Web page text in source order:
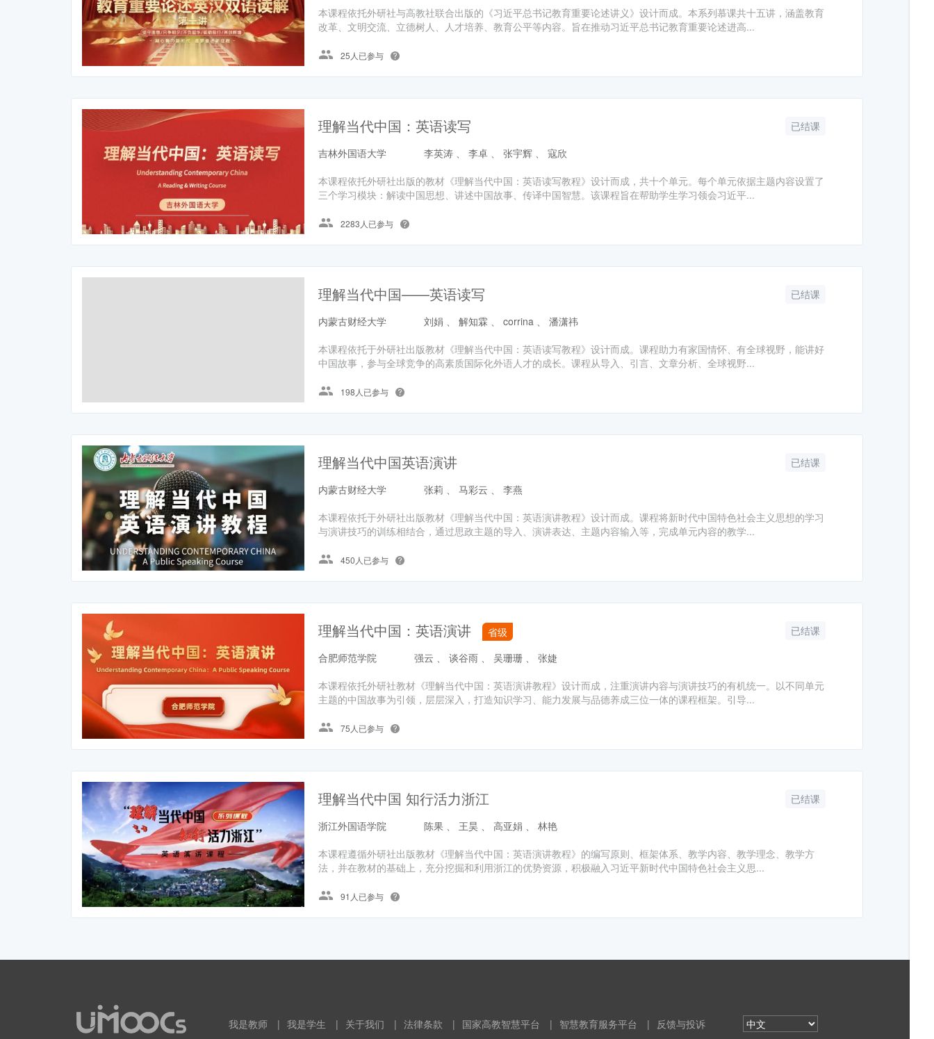
本课程依托外研社与高教社联合出版的《习近平总书记教育重要论述讲义》设计而成。本系列慕课共十五讲，涵盖教育
改革、文明交流、立德树人、人才培养、教育公平等内容。旨在推动习近平总书记教育重要论述进高...
25人已参与
理解当代中国：英语读写
已结课
吉林外国语大学
李英涛 、 李卓 、 张宇辉 、 寇欣
本课程依托外研社出版的教材《理解当代中国：英语读写教程》设计而成，共十个单元。每个单元依据主题内容设置了
三个学习模块：解读中国思想、讲述中国故事、传译中国智慧。该课程旨在帮助学生学习领会习近平...
2283人已参与
理解当代中国——英语读写
已结课
内蒙古财经大学
刘娟 、 解知霖 、 corrina 、 潘潇祎
本课程依托于外研社出版教材《理解当代中国：英语读写教程》设计而成。课程助力有家国情怀、有全球视野，能讲好
中国故事，参与全球竞争的高素质国际化外语人才的成长。课程从导入、引言、文章分析、全球视野...
198人已参与
理解当代中国英语演讲
已结课
内蒙古财经大学
张莉 、 马彩云 、 李燕
本课程依托于外研社出版教材《理解当代中国：英语演讲教程》设计而成。课程将新时代中国特色社会主义思想的学习
与演讲技巧的训练相结合，通过思政主题的导入、演讲表达、主题内容输入等，完成单元内容的教学...
450人已参与
理解当代中国：英语演讲 省级
已结课
合肥师范学院
强云 、 谈谷雨 、 吴珊珊 、 张婕
本课程依托外研社教材《理解当代中国：英语演讲教程》设计而成，注重演讲内容与演讲技巧的有机统一。以不同单元
主题的中国故事为引领，层层深入，打造知识学习、能力发展与品德养成三位一体的课程框架。引导...
75人已参与
理解当代中国 知行活力浙江
已结课
浙江外国语学院
陈果 、 王昊 、 高亚娟 、 林艳
本课程遵循外研社出版教材《理解当代中国：英语演讲教程》的编写原则、框架体系、教学内容、教学理念、教学方
法，并在教材的基础上，充分挖掘和利用浙江的优势资源，积极融入习近平新时代中国特色社会主义思...
91人已参与
我是教师 | 我是学生 | 关于我们 | 法律条款 | 国家高教智慧平台 | 智慧教育服务平台 | 反馈与投诉